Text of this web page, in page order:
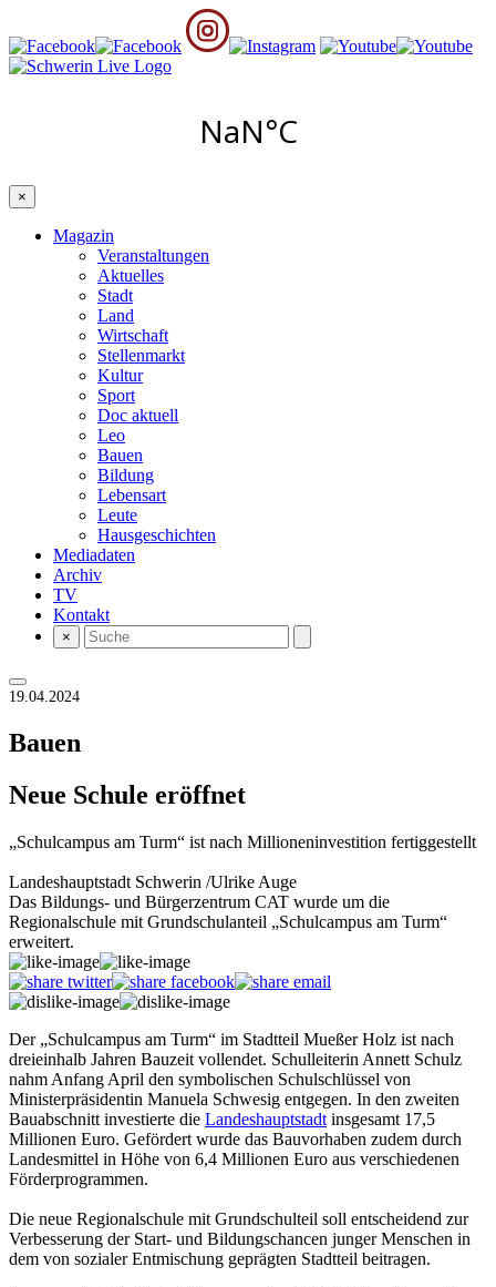
×
Magazin
Veranstaltungen
Aktuelles
Stadt
Land
Wirtschaft
Stellenmarkt
Kultur
Sport
Doc aktuell
Leo
Bauen
Bildung
Lebensart
Leute
Hausgeschichten
Mediadaten
Archiv
TV
Kontakt
×
19.04.2024
Bauen
Neue Schule eröffnet
„Schulcampus am Turm“ ist nach Millioneninvestition fertiggestellt
Landeshauptstadt Schwerin /Ulrike Auge
Das Bildungs- und Bürgerzentrum CAT wurde um die
Regionalschule mit Grundschulanteil „Schulcampus am Turm“
erweitert.
Der „Schulcampus am Turm“ im Stadtteil Mueßer Holz ist nach
dreieinhalb Jahren Bauzeit vollendet. Schulleiterin Annett Schulz
nahm Anfang April den symbolischen Schulschlüssel von
Ministerpräsidentin Manuela Schwesig entgegen. In den zweiten
Bauabschnitt investierte die Landeshauptstadt insgesamt 17,5
Millionen Euro. Gefördert wurde das Bauvorhaben zudem durch
Landesmittel in Höhe von 6,4 Millionen Euro aus verschiedenen
Förderprogrammen.
Die neue Regionalschule mit Grundschulteil soll entscheidend zur
Verbesserung der Start- und Bildungschancen junger Menschen in
dem von sozialer Entmischung geprägten Stadtteil beitragen.